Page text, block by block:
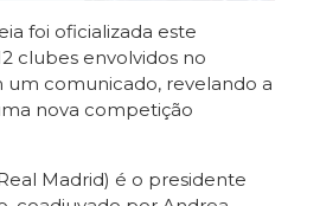
foi oficializada este
clubes envolvidos no
comunicado, revelando a
nova competição
Madrid) é o presidente